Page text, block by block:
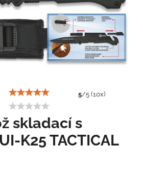
5/5 (10x)
skladací s
K25 TACTICAL